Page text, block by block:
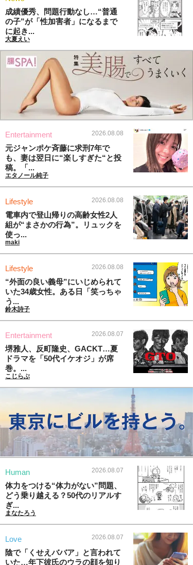
成績優秀、問題行動なし…“普通
の子”が「性加害者」になるまで
に起き...
大夏えい
Entertainment 2026.08.08
元ジャンポケ斉藤に求刑7年で
も、妻は翌日に“楽しすぎた“と投
稿。「...
エタノール純子
Lifestyle 2026.08.08
電車内で登山帰りの高齢女性2人
組が“まさかの行為”。リュックを
使っ...
maki
Lifestyle 2026.08.08
“外面の良い義母”にいじめられて
いた34歳女性。ある日「笑っちゃ
う...
鈴木詩子
Entertainment 2026.08.07
堺雅人、反町隆史、GACKT…夏
ドラマを「50代イケオジ」が席
巻。...
こじらぶ
Human 2026.08.07
体力をつける“体力がない”問題、
どう乗り越える？50代のリアルす
ぎ...
まなたろう
Love 2026.08.07
陰で「くせえババア」と言われて
いた…年下彼氏のウラの顔を知り